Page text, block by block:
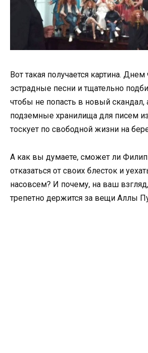
Вот такая получается картина.
эстрадные песни и тщательно
чтобы не попасть в новый скандал,
подземные хранилища для писем
тоскует по свободной жизни на
А как вы думаете, сможет ли
отказаться от своих блесток и
насовсем? И почему, на ваш
трепетно держится за вещи Аллы